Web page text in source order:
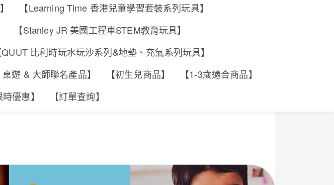
【Learning Time 香港兒童學習套裝系列玩具】
【Stanley JR 美國工程車STEM教育玩具】
QUUT 比利時玩水玩沙系列&地墊、充氣系列玩具】
遊 & 大師聯名產品】 【初生兒商品】
【1-3歲適合商品】
時優惠】 【訂單查詢】